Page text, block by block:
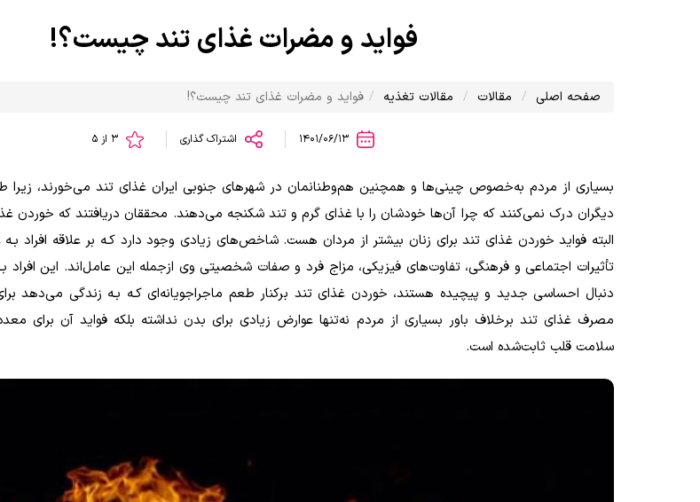
فواید و مضرات غذای تند چیست؟!
صفحه اصلی مقالات مقالات تغذیه فواید و مضرات غذای تند چیست؟!
اشتراک گذاری
بسیاری از مردم به‌خصوص چینی‌ها و همچنین هم‌وطنانمان در شهرهای جنوبی ایران غذای تند می‌خورند، زیرا
دیگران درک نمی‌کنند که چرا آن‌ها خودشان را با غذای گرم و تند شکنجه می‌دهند. محققان دریافتند که خوردن
البته فواید خوردن غذای تند برای زنان بیشتر از مردان هست. شاخص‌های‌ زیادی وجود دارد کـه بر علاقه افراد بـه
تأثیرات اجتماعی و فرهنگی، تفاوت‌های‌ فیزیکی، مزاج فرد و صفات شخصیتی وی ازجمله این عامل‌اند. این افراد
دنبال احساسی جدید و پیچیده هستند، خوردن غذای تند برکنار طعم ماجراجویانه‌ای کـه بـه زندگی می‌دهد
مصرف غذای تند برخلاف باور بسیاری از مردم نه‌تنها عوارض زیادی برای بدن نداشته بلکه فواید آن برای
سلامت قلب ثابت‌شده است.